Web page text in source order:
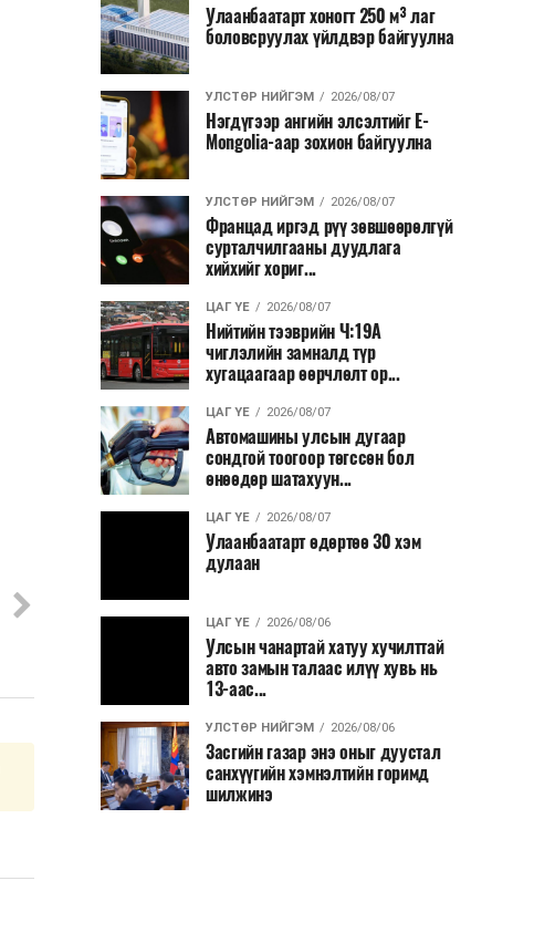
Улаанбаатарт хоногт 250 м³ лаг
боловсруулах үйлдвэр байгуулна
УЛСТӨР НИЙГЭМ 2026/08/07
Нэгдүгээр ангийн элсэлтийг E-
Mongolia-аар зохион байгуулна
УЛСТӨР НИЙГЭМ 2026/08/07
Францад иргэд рүү зөвшөөрөлгүй
сурталчилгааны дуудлага
хийхийг хориг...
ЦАГ ҮЕ 2026/08/07
Нийтийн тээврийн Ч:19А
чиглэлийн замналд түр
хугацаагаар өөрчлөлт ор...
ЦАГ ҮЕ 2026/08/07
Автомашины улсын дугаар
сондгой тоогоор төгссөн бол
өнөөдөр шатахуун...
ЦАГ ҮЕ 2026/08/07
Улаанбаатарт өдөртөө 30 хэм
дулаан
ЦАГ ҮЕ 2026/08/06
Улсын чанартай хатуу хучилттай
авто замын талаас илүү хувь нь
13-аас...
УЛСТӨР НИЙГЭМ 2026/08/06
Засгийн газар энэ оныг дуустал
санхүүгийн хэмнэлтийн горимд
шилжинэ